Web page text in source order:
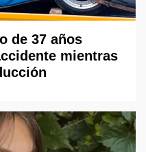
de 37 años
mientras